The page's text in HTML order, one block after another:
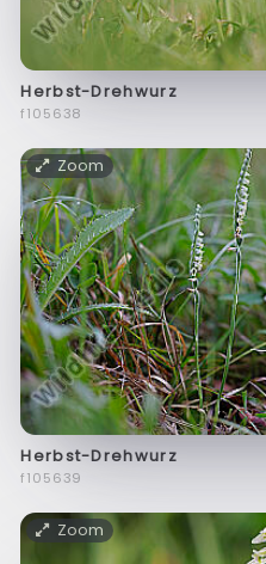
Herbst-Drehwurz
f105638
Zoom
Herbst-Drehwurz
f105639
Zoom